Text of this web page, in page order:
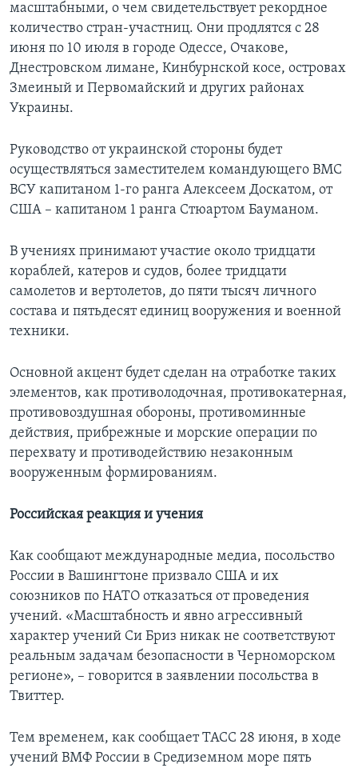
масштабными, о чем свидетельствует рекордное
количество стран-участниц. Они продлятся с 28
июня по 10 июля в городе Одессе, Очакове,
Днестровском лимане, Кинбурнской косе, островах
Змеиный и Первомайский и других районах
Украины.
Руководство от украинской стороны будет
осуществляться заместителем командующего ВМС
ВСУ капитаном 1-го ранга Алексеем Доскатом, от
США – капитаном 1 ранга Стюартом Бауманом.
В учениях принимают участие около тридцати
кораблей, катеров и судов, более тридцати
самолетов и вертолетов, до пяти тысяч личного
состава и пятьдесят единиц вооружения и военной
техники.
Основной акцент будет сделан на отработке таких
элементов, как противолодочная, противокатерная,
противовоздушная обороны, противоминные
действия, прибрежные и морские операции по
перехвату и противодействию незаконным
вооруженным формированиям.
Российская реакция и учения
Как сообщают международные медиа, посольство
России в Вашингтоне призвало США и их
союзников по НАТО отказаться от проведения
учений. «Масштабность и явно агрессивный
характер учений Си Бриз никак не соответствуют
реальным задачам безопасности в Черноморском
регионе», – говорится в заявлении посольства в
Твиттер.
Тем временем, как сообщает ТАСС 28 июня, в ходе
учений ВМФ России в Средиземном море пять